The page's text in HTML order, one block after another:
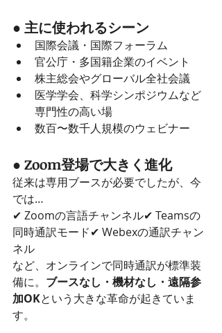
● 主に使われるシーン
国際会議・国際フォーラム
官公庁・多国籍企業のイベント
株主総会やグローバル全社会議
医学学会、科学シンポジウムなど
専門性の高い場
数百〜数千人規模のウェビナー
● Zoom登場で大きく進化
従来は専用ブースが必要でしたが、今
では…
✔ Zoomの言語チャンネル✔ Teamsの
同時通訳モード✔ Webexの通訳チャン
ネル
など、オンラインで同時通訳が標準装
備に。 ブースなし・機材なし・遠隔参
加OKという大きな革命が起きていま
す。